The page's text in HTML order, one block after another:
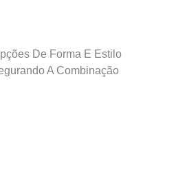
De Forma E Estilo
A Combinação